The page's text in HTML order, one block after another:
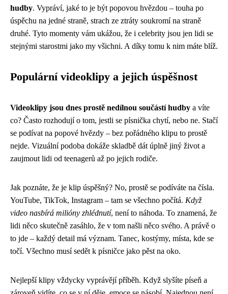
hudby. Vypráví, jaké to je být popovou hvězdou – touha po
úspěchu na jedné straně, strach ze ztráty soukromí na straně
druhé. Tyto momenty vám ukážou, že i celebrity jsou jen lidi se
stejnými starostmi jako my všichni. A díky tomu k nim máte blíž.
Populární videoklipy a jejich úspěšnost
Videoklipy jsou dnes prostě nedílnou součástí hudby a víte
co? Často rozhodují o tom, jestli se písnička chytí, nebo ne. Stačí
se podívat na popové hvězdy – bez pořádného klipu to prostě
nejde. Vizuální podoba dokáže skladbě dát úplně jiný život a
zaujmout lidi od teenagerů až po jejich rodiče.
Jak poznáte, že je klip úspěšný? No, prostě se podíváte na čísla.
YouTube, TikTok, Instagram – tam se všechno počítá. Když
video nasbírá milióny zhlédnutí, není to náhoda. To znamená, že
lidi něco skutečně zasáhlo, že v tom našli něco svého. A právě o
to jde – každý detail má význam. Tanec, kostýmy, místa, kde se
točí. Všechno musí sedět k písničce jako pěst na oko.
Nejlepší klipy vždycky vyprávějí příběh. Když slyšíte píseň a